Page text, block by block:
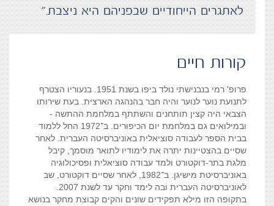
לאתגרים הייחודיים שבפניהם היא ניצבת.”
קורות חיים
פרופ' רמי בנבנישתי נולד ביפו בשנת 1951.
בנעוריו הצטרף
לתנועת נוער לנוער והיה חבר בהנהגה הארצית בעת שירותו
הצבאי היה קצין תותחנים והשתתף במלחמת ההתשה -
ובמילואים גם במלחמת יום הכיפורים
ב־1972 החל ללמוד
בבית הספר לעבודה סוציאלית באוניברסיטה העברית לאחר
שסיים בהצטיינות יתרה את לימודיו לתואר מוסמך קיבל
מלגת בתר-דוקטורט ולמד עבודה סוציאלית ופסיכולוגיה
באוניברסיטת מישיגן
ב־1982, לאחר שסיים דוקטורט שב
לאוניברסיטה העברית ובה לימד וחקר עד לשנת 2007.
בתקופה הזו מילא תפקידים שונים והקים קבוצת מחקר בנושא